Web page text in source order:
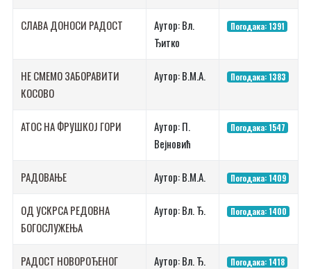
СЛАВА ДОНОСИ РАДОСТ
Аутор: Вл.
Ђитко
Погодака: 1391
НЕ СМЕМО ЗАБОРАВИТИ
КОСОВО
Аутор: В.М.А. Погодака: 1383
АТОС НА ФРУШКОЈ ГОРИ
Аутор: П.
Вејновић
Погодака: 1547
РАДОВАЊЕ Аутор: В.М.А. Погодака: 1409
ОД УСКРСА РЕДОВНА
БОГОСЛУЖЕЊА
Аутор: Вл. Ђ. Погодака: 1400
РАДОСТ НОВОРОЂЕНОГ
Аутор: Вл. Ђ. Погодака: 1418